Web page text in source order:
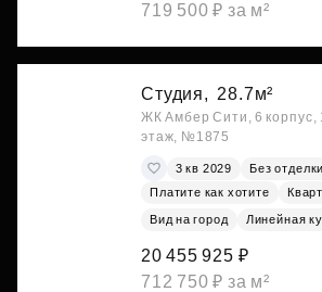
719 500 ₽ за м²
Студия, 28.7м²
ЖК Амбер Сити, 6 корпус,
этаж, №1875
3 кв 2029
Без отделки
Платите как хотите
Вид на город Линейная
20 455 925 ₽
712 750 ₽ за м²